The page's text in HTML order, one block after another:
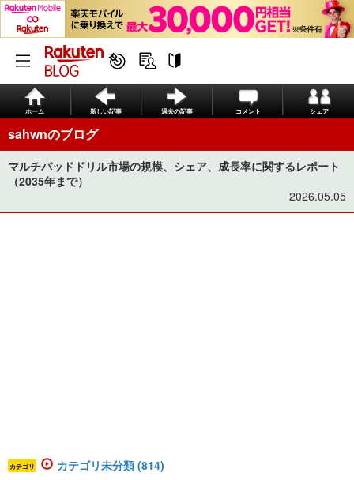
ホーム 新しい記事 過去の記事 コメント シェア
sahwnのブログ
マルチパッドドリル市場の規模、シェア、成長率に関するレポート
（2035年まで）
2026.05.05
カテゴリ カテゴリ未分類 (814)